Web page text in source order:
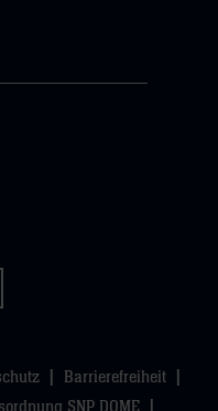
Barrierefreiheit
SNP DOME